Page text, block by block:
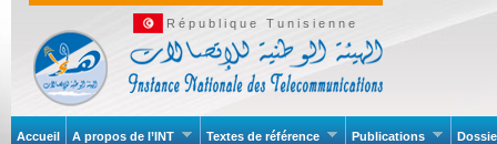
République Tunisienne
Accueil A propos de l’INT Textes de référence Publications